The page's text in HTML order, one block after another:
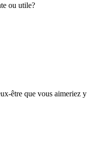
ou utile?
être que vous aimeriez y